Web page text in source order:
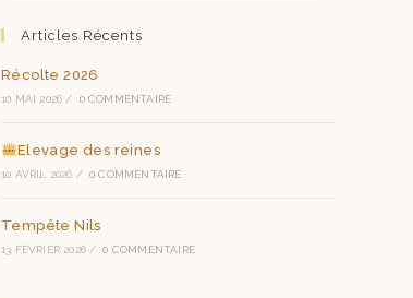
Articles Récents
Récolte 2026
10 MAI 2026 / 0 COMMENTAIRE
Elevage des reines
10 AVRIL 2026 / 0 COMMENTAIRE
Tempête Nils
13 FÉVRIER 2026 / 0 COMMENTAIRE